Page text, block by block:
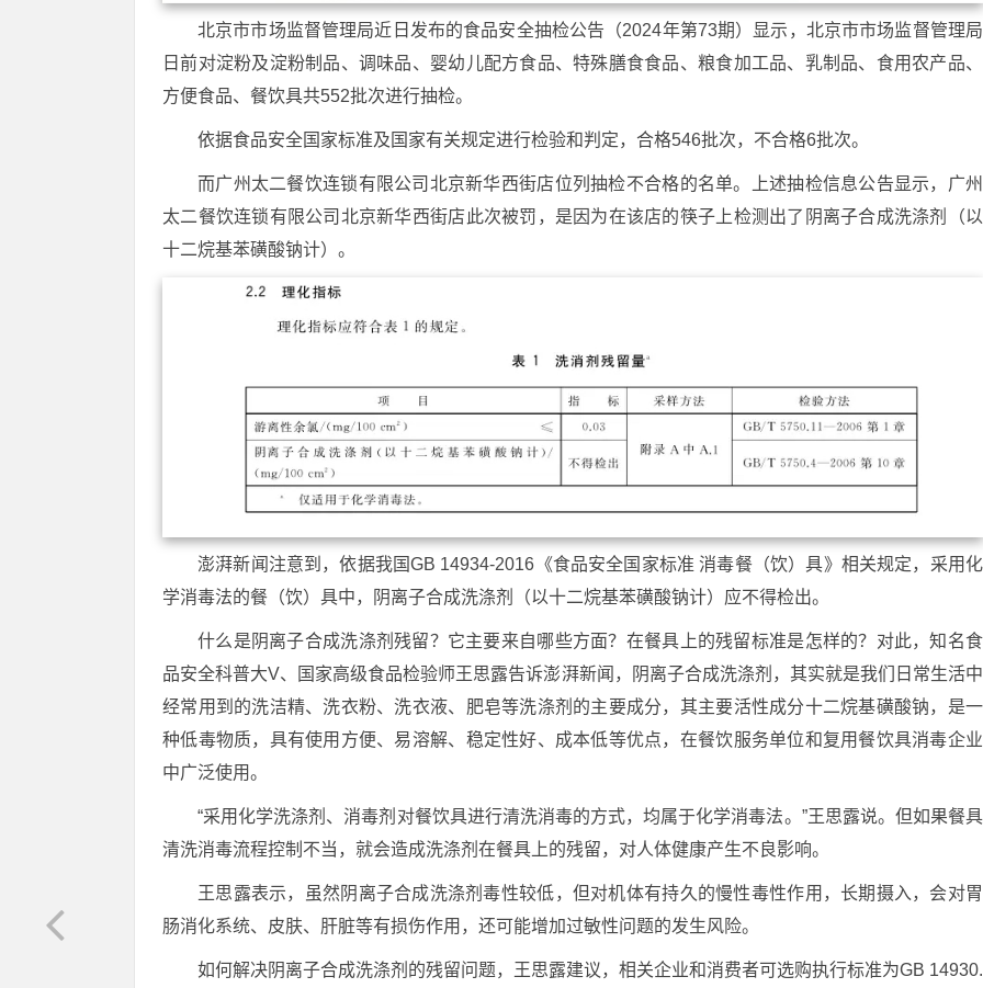
北京市市场监督管理局近日发布的食品安全抽检公告（2024年第73期）显示，北京市市场监督管理局
日前对淀粉及淀粉制品、调味品、婴幼儿配方食品、特殊膳食食品、粮食加工品、乳制品、食用农产品、
方便食品、餐饮具共552批次进行抽检。
依据食品安全国家标准及国家有关规定进行检验和判定，合格546批次，不合格6批次。
而广州太二餐饮连锁有限公司北京新华西街店位列抽检不合格的名单。上述抽检信息公告显示，广州
太二餐饮连锁有限公司北京新华西街店此次被罚，是因为在该店的筷子上检测出了阴离子合成洗涤剂（以
十二烷基苯磺酸钠计）。
澎湃新闻注意到，依据我国GB 14934-2016《食品安全国家标准 消毒餐（饮）具》相关规定，采用化
学消毒法的餐（饮）具中，阴离子合成洗涤剂（以十二烷基苯磺酸钠计）应不得检出。
什么是阴离子合成洗涤剂残留？它主要来自哪些方面？在餐具上的残留标准是怎样的？对此，知名食
品安全科普大V、国家高级食品检验师王思露告诉澎湃新闻，阴离子合成洗涤剂，其实就是我们日常生活中
经常用到的洗洁精、洗衣粉、洗衣液、肥皂等洗涤剂的主要成分，其主要活性成分十二烷基磺酸钠，是一
种低毒物质，具有使用方便、易溶解、稳定性好、成本低等优点，在餐饮服务单位和复用餐饮具消毒企业
中广泛使用。
“采用化学洗涤剂、消毒剂对餐饮具进行清洗消毒的方式，均属于化学消毒法。”王思露说。但如果餐具
清洗消毒流程控制不当，就会造成洗涤剂在餐具上的残留，对人体健康产生不良影响。
王思露表示，虽然阴离子合成洗涤剂毒性较低，但对机体有持久的慢性毒性作用，长期摄入，会对胃
肠消化系统、皮肤、肝脏等有损伤作用，还可能增加过敏性问题的发生风险。
如何解决阴离子合成洗涤剂的残留问题，王思露建议，相关企业和消费者可选购执行标准为GB 14930.